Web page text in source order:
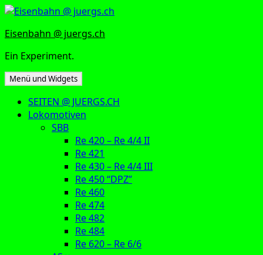
Zum
springen
Eisenbahn @ juergs.ch
Ein Experiment.
Menü und Widgets
SEITEN @ JUERGS.CH
Lokomotiven
SBB
Re 420 – Re 4/4 II
Re 421
Re 430 – Re 4/4 III
Re 450 “DPZ”
Re 460
Re 474
Re 482
Re 484
Re 620 – Re 6/6